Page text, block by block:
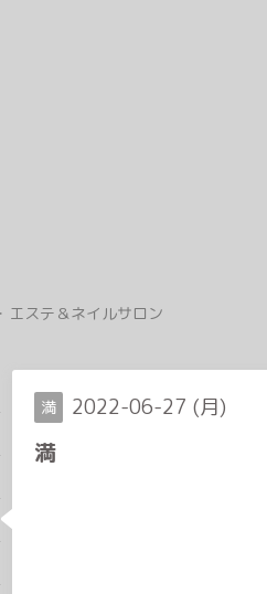
エステ＆ネイルサロン
満 2022-06-27 (月)
満